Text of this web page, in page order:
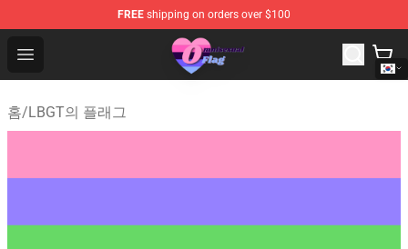
FREE shipping on orders over $100
Open menu
Omnisexual Flag Store - The Best Store of Omnisexual
홈/LBGT의 플래그